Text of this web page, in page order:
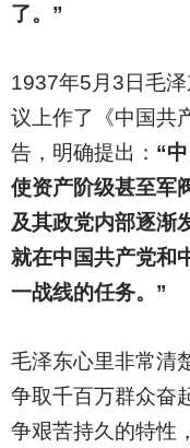
了。”
1937年5月3日毛
议上作了《中国共
告，明确提出： “
使资产阶级甚至军
及其政党内部逐渐
就在中国共产党和
一战线的任务。”
毛泽东心里非常清
争取千百万群众奋
争艰苦持久的特性